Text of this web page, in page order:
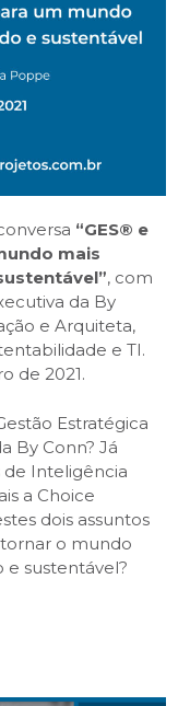
“GES® e
mais
, com
da By
e Arquiteta,
e TI.
de 2021.
Estratégica
By Conn? Já
de Inteligência
a Choice
dois assuntos
o mundo
e sustentável?